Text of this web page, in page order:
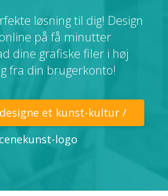
løsning til dig! Design
på få minutter
dine grafiske filer i høj
fra din brugerkonto!
et kunst-kultur /
logo